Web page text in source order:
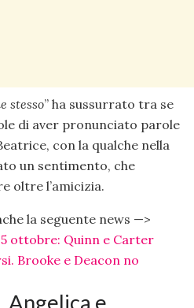
stesso” ha sussurrato tra se
di aver pronunciato parole
con la qualche nella
un sentimento, che
oltre l’amicizia.
la seguente news —>
ottobre: Quinn e Carter
Brooke e Deacon no
Angelica e